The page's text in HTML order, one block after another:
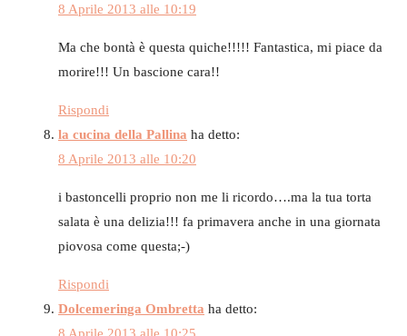
8 Aprile 2013 alle 10:19
Ma che bontà è questa quiche!!!!! Fantastica, mi piace da
morire!!! Un bascione cara!!
Rispondi
la cucina della Pallina ha detto:
8 Aprile 2013 alle 10:20
i bastoncelli proprio non me li ricordo….ma la tua torta
salata è una delizia!!! fa primavera anche in una giornata
piovosa come questa;-)
Rispondi
Dolcemeringa Ombretta ha detto:
8 Aprile 2013 alle 10:25